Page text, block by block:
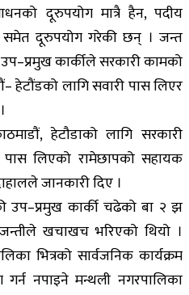
दूरुपयोग मात्रै हैन, पदीय
समेत दूरुपयोग गरेकी छन् । जन्त
कार्कीले सरकारी कामको
हेटौंडको लागि सवारी पास लिएर
हेटौडाको लागि सरकारी
लिएको रामेछापको सहायक
जानकारी दिए ।
उप–प्रमुख कार्की चढेको बा २ झ
खचाखच भरिएको थियो ।
भित्रको सार्वजनिक कार्यक्रम
गर्न नपाइने मन्थली नगरपालिका